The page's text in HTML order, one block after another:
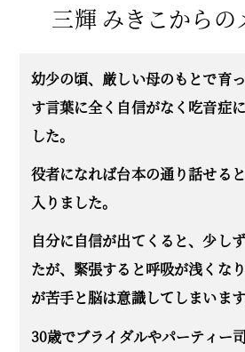
三輝 みきこからの
幼少の頃、厳しい母のもとで育
す言葉に全く自信がなく 吃音症
した。
役者になれば台本の通り話せる
入りました。
自分に自信が出てくると、少し
たが、緊張すると呼吸が浅くな
が苦手と脳は意識してしまいます
30歳でブライダルやパーティー